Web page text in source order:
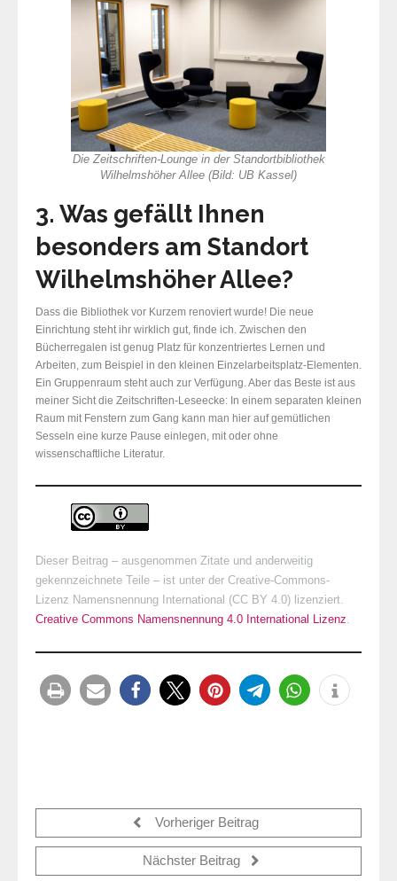
Die Zeitschriften-Lounge in der Standortbibliothek
Wilhelmshöher Allee (Bild: UB Kassel)
3. Was gefällt Ihnen
besonders am Standort
Wilhelmshöher Allee?
Dass die Bibliothek vor Kurzem renoviert wurde! Die neue
Einrichtung steht ihr wirklich gut, finde ich. Zwischen den
Bücherregalen ist genug Platz für konzentriertes Lernen und
Arbeiten, zum Beispiel in den kleinen Einzelarbeitsplatz-Elementen.
Ein Gruppenraum steht auch zur Verfügung. Aber das Beste ist aus
meiner Sicht die Zeitschriften-Leseecke: In einem separaten kleinen
Raum mit Fenstern zum Gang kann man hier auf gemütlichen
Sesseln eine kurze Pause einlegen, mit oder ohne
wissenschaftliche Literatur.
Dieser Beitrag – ausgenommen Zitate und anderweitig
gekennzeichnete Teile – ist unter der Creative-Commons-
Lizenz Namensnennung International (CC BY 4.0) lizenziert.
Creative Commons Namensnennung 4.0 International Lizenz.
Vorheriger Beitrag
Nächster Beitrag